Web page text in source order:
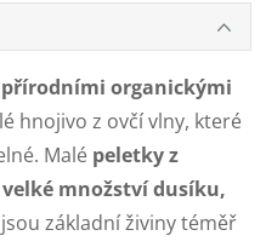
organickými
hnojivo z ovčí vlny, které
Malé peletky z
množství dusíku,
základní živiny téměř